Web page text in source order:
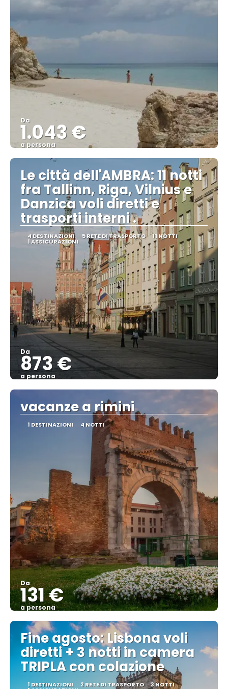
Da
1.043 €
a persona
Vedere
Le città dell'AMBRA: 11 notti
fra Tallinn, Riga, Vilnius e
Danzica voli diretti e
trasporti interni .
4 DESTINAZIONI 5 RETE DI TRASPORTO 11 NOTTI
1 ASSICURAZIONI
Da
873 €
a persona
Vedere
vacanze a rimini
1 DESTINAZIONI 4 NOTTI
Da
131 €
a persona
Vedere
Fine agosto: Lisbona voli
diretti + 3 notti in camera
TRIPLA con colazione
1 DESTINAZIONI 2 RETE DI TRASPORTO 3 NOTTI